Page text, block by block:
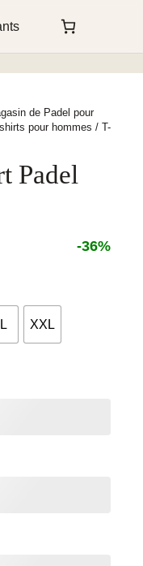
de Padel pour
pour hommes / T-
Padel
-36%
XXL